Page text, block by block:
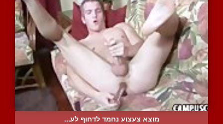
מוצא צעצוע נחמד לדחוף לע...